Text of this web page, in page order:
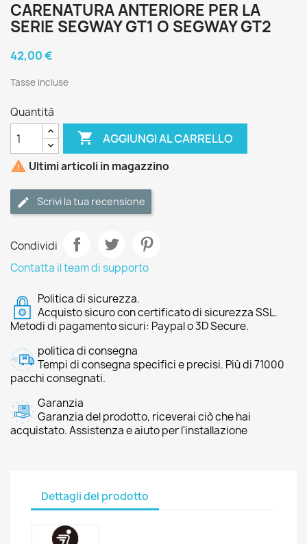
CARENATURA ANTERIORE PER LA
SERIE SEGWAY GT1 O SEGWAY GT2
42,00 €
Tasse incluse
Quantità
 AGGIUNGI AL CARRELLO
 Ultimi articoli in magazzino
Scrivi la tua recensione
Condividi
Contatta il team di supporto
Politica di sicurezza.
Acquisto sicuro con certificato di sicurezza SSL.
Metodi di pagamento sicuri: Paypal o 3D Secure.
politica di consegna
Tempi di consegna specifici e precisi. Più di 71000
pacchi consegnati.
Garanzia
Garanzia del prodotto, riceverai ciò che hai
acquistato. Assistenza e aiuto per l'installazione
Dettagli del prodotto